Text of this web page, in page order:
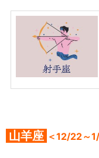
山羊座 ＜12/22～